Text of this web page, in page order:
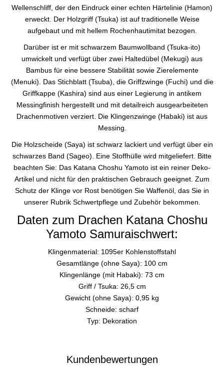
Wellenschliff, der den Eindruck einer echten Härtelinie (Hamon)
erweckt. Der Holzgriff (Tsuka) ist auf traditionelle Weise
aufgebaut und mit hellem Rochenhautimitat bezogen.
Darüber ist er mit schwarzem Baumwollband (Tsuka-ito)
umwickelt und verfügt über zwei Haltedübel (Mekugi) aus
Bambus für eine bessere Stabilität sowie Zierelemente
(Menuki). Das Stichblatt (Tsuba), die Griffzwinge (Fuchi) und die
Griffkappe (Kashira) sind aus einer Legierung in antikem
Messingfinish hergestellt und mit detailreich ausgearbeiteten
Drachenmotiven verziert. Die Klingenzwinge (Habaki) ist aus
Messing.
Die Holzscheide (Saya) ist schwarz lackiert und verfügt über ein
schwarzes Band (Sageo). Eine Stoffhülle wird mitgeliefert. Bitte
beachten Sie: Das Katana Choshu Yamoto ist ein reiner Deko-
Artikel und nicht für den praktischen Gebrauch geeignet. Zum
Schutz der Klinge vor Rost benötigen Sie Waffenöl, das Sie in
unserer Rubrik Schwertpflege und Zubehör bekommen.
Daten zum Drachen Katana Choshu
Yamoto Samuraischwert:
Klingenmaterial: 1095er Kohlenstoffstahl
Gesamtlänge (ohne Saya): 100 cm
Klingenlänge (mit Habaki): 73 cm
Griff / Tsuka: 26,5 cm
Gewicht (ohne Saya): 0,95 kg
Schneide: scharf
Typ: Dekoration
Kundenbewertungen